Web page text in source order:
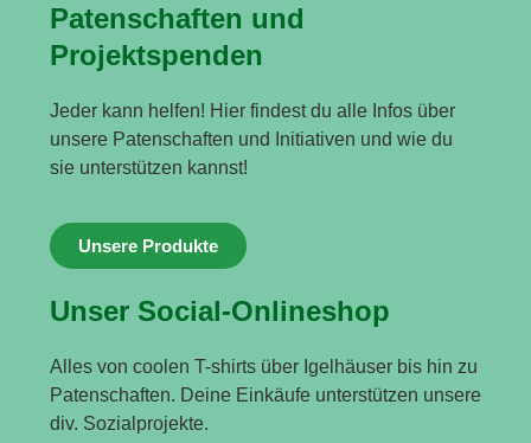
Patenschaften und
Projektspenden
Jeder kann helfen! Hier findest du alle Infos über
unsere Patenschaften und Initiativen und wie du
sie unterstützen kannst!
Unsere Produkte
Unser Social-Onlineshop
Alles von coolen T-shirts über Igelhäuser bis hin zu
Patenschaften. Deine Einkäufe unterstützen unsere
div. Sozialprojekte.